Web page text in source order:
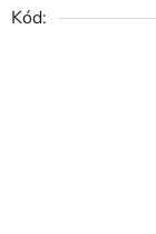
Kód: